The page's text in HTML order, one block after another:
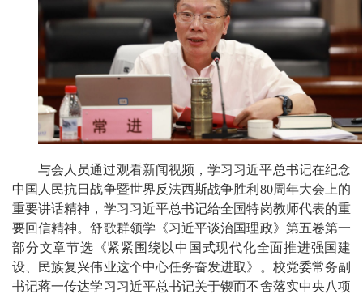
与会人员通过观看新闻视频，学习习近平总书记在纪念
中国人民抗日战争暨世界反法西斯战争胜利80周年大会上的
重要讲话精神，学习习近平总书记给全国特岗教师代表的重
要回信精神。舒歌群领学《习近平谈治国理政》第五卷第一
部分文章节选《紧紧围绕以中国式现代化全面推进强国建
设、民族复兴伟业这个中心任务奋发进取》。校党委常务副
书记蒋一传达学习习近平总书记关于锲而不舍落实中央八项